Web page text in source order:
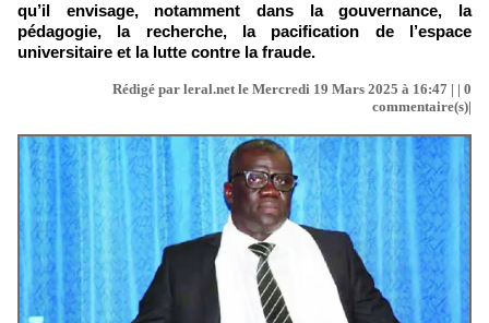
qu’il envisage, notamment dans la gouvernance, la
pédagogie, la recherche, la pacification de l’espace
universitaire et la lutte contre la fraude.
Rédigé par leral.net le Mercredi 19 Mars 2025 à 16:47 | | 0
commentaire(s)|